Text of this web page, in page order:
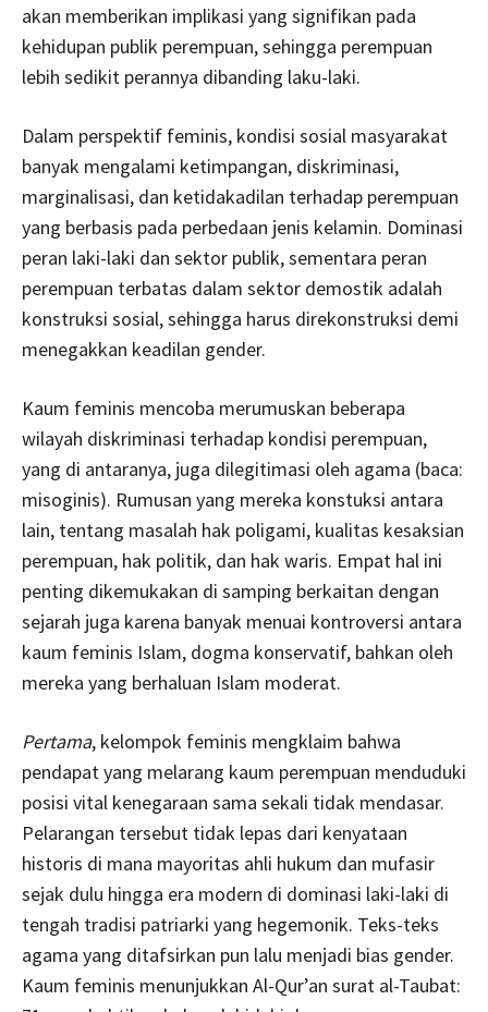
akan memberikan implikasi yang signifikan pada
kehidupan publik perempuan, sehingga perempuan
lebih sedikit perannya dibanding laku-laki.
Dalam perspektif feminis, kondisi sosial masyarakat
banyak mengalami ketimpangan, diskriminasi,
marginalisasi, dan ketidakadilan terhadap perempuan
yang berbasis pada perbedaan jenis kelamin. Dominasi
peran laki-laki dan sektor publik, sementara peran
perempuan terbatas dalam sektor demostik adalah
konstruksi sosial, sehingga harus direkonstruksi demi
menegakkan keadilan gender.
Kaum feminis mencoba merumuskan beberapa
wilayah diskriminasi terhadap kondisi perempuan,
yang di antaranya, juga dilegitimasi oleh agama (baca:
misoginis). Rumusan yang mereka konstuksi antara
lain, tentang masalah hak poligami, kualitas kesaksian
perempuan, hak politik, dan hak waris. Empat hal ini
penting dikemukakan di samping berkaitan dengan
sejarah juga karena banyak menuai kontroversi antara
kaum feminis Islam, dogma konservatif, bahkan oleh
mereka yang berhaluan Islam moderat.
Pertama, kelompok feminis mengklaim bahwa
pendapat yang melarang kaum perempuan menduduki
posisi vital kenegaraan sama sekali tidak mendasar.
Pelarangan tersebut tidak lepas dari kenyataan
historis di mana mayoritas ahli hukum dan mufasir
sejak dulu hingga era modern di dominasi laki-laki di
tengah tradisi patriarki yang hegemonik. Teks-teks
agama yang ditafsirkan pun lalu menjadi bias gender.
Kaum feminis menunjukkan Al-Qur’an surat al-Taubat: